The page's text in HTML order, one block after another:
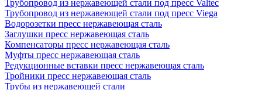
Трубопровод из нержавеющей стали под пресс Valtec
Трубопровод из нержавеющей стали под пресс Viega
Водорозетки пресс нержавеющая сталь
Заглушки пресс нержавеющая сталь
Компенсаторы пресс нержавеющая сталь
Муфты пресс нержавеющая сталь
Редукционные вставки пресс нержавеющая сталь
Тройники пресс нержавеющая сталь
Трубы из нержавеющей стали